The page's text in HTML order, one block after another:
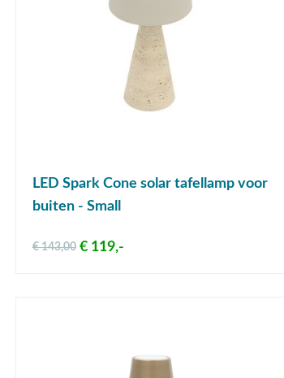
LED Spark Cone solar tafellamp voor
buiten - Small
€ 119,-
€ 143,00